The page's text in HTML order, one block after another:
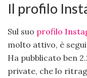
Il profilo
Sul suo profilo
molto attivo, è
Ha pubblicato ben
private, che lo